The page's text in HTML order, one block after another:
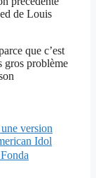
de Louis
que c’est
gros problème
version
Idol